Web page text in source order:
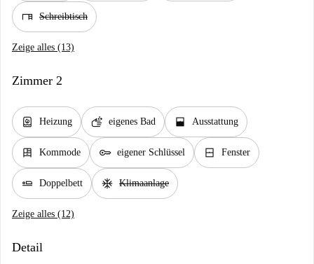
desk Schreibtisch
Zeige alles (13)
Zimmer 2
water_heater Heizung soap eigenes Bad window_open Ausstattung
dresser Kommode key eigener Schlüssel window_closed Fenster
airline_seat_flat Doppelbett ac_unit Klimaanlage
Zeige alles (12)
Detail